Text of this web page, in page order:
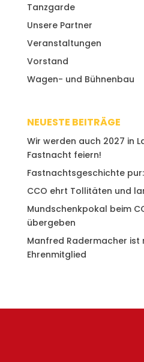
Tanzgarde
Unsere Partner
Veranstaltungen
Vorstand
Wagen- und Bühnenbau
NEUESTE BEITRÄGE
Wir werden auch 2027 in
Fastnacht feiern!
Fastnachtsgeschichte
CCO ehrt Tollitäten und
Mundschenkpokal beim
übergeben
Manfred Radermacher ist
Ehrenmitglied